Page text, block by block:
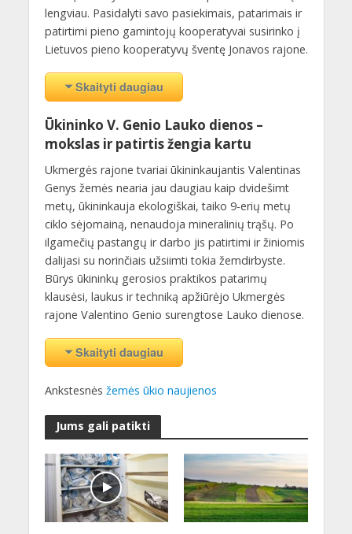
lengviau. Pasidalyti savo pasiekimais, patarimais ir
patirtimi pieno gamintojų kooperatyvai susirinko į
Lietuvos pieno kooperatyvų šventę Jonavos rajone.
Skaityti daugiau
Ūkininko V. Genio Lauko dienos –
mokslas ir patirtis žengia kartu
Ukmergės rajone tvariai ūkininkaujantis Valentinas
Genys žemės nearia jau daugiau kaip dvidešimt
metų, ūkininkauja ekologiškai, taiko 9-erių metų
ciklo sėjomainą, nenaudoja mineralinių trąšų. Po
ilgamečių pastangų ir darbo jis patirtimi ir žiniomis
dalijasi su norinčiais užsiimti tokia žemdirbyste.
Būrys ūkininkų gerosios praktikos patarimų
klausėsi, laukus ir techniką apžiūrėjo Ukmergės
rajone Valentino Genio surengtose Lauko dienose.
Skaityti daugiau
Ankstesnės žemės ūkio naujienos
Jums gali patikti